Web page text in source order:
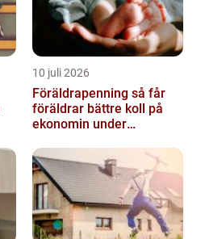
10 juli 2026
Föräldrapenning så får
föräldrar bättre koll på
ekonomin under